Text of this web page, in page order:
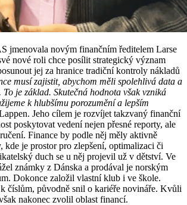
jmenovala novým finančním ředitelem Larse
nové roli chce posílit strategický význam
jej za hranice tradiční kontroly nákladů
musí zajistit, abychom měli spolehlivá data a
je základ. Skutečná hodnota však vzniká
k hlubšímu porozumění a lepším
Jeho cílem je rozvíjet takzvaný finanční
poskytovat vedení nejen přesné reporty, ale
Finance by podle něj měly aktivně
kde je prostor pro zlepšení, optimalizaci či
duch se u něj projevil už v dětství. Ve
známky z Dánska a prodával je norským
Dokonce založil vlastní klub i ve škole.
číslům, původně snil o kariéře novináře. Kvůli
nakonec zvolil oblast financí.